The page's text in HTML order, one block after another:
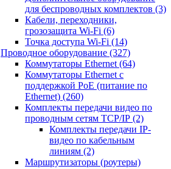
для беспроводных комплектов (3)
Кабели, переходники,
грозозащита Wi-Fi (6)
Точка доступа Wi-Fi (14)
Проводное оборудование (327)
Коммутаторы Ethernet (64)
Коммутаторы Ethernet с
поддержкой PoE (питание по
Ethernet) (260)
Комплекты передачи видео по
проводным сетям TCP/IP (2)
Комплекты передачи IP-
видео по кабельным
линиям (2)
Маршрутизаторы (роутеры)